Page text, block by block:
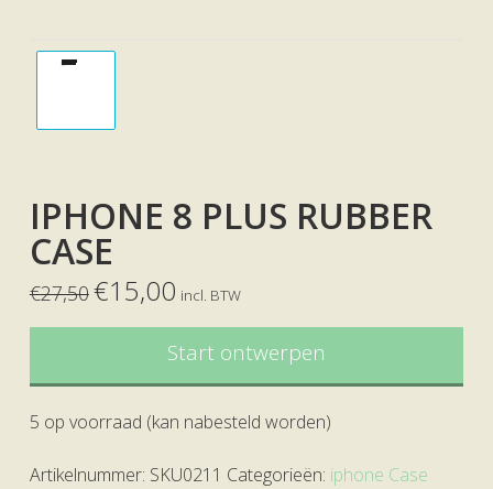
IPHONE 8 PLUS RUBBER
CASE
€27,50€15,00 incl. BTW
Start ontwerpen
5 op voorraad (kan nabesteld worden)
Artikelnummer: SKU0211 Categorieën: iphone Case